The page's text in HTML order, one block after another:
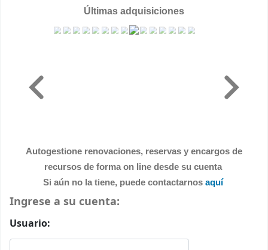
Últimas adquisiciones
Autogestione renovaciones, reservas y encargos de
recursos de forma on line desde su cuenta
Si aún no la tiene, puede contactarnos aquí
Ingrese a su cuenta:
Usuario: